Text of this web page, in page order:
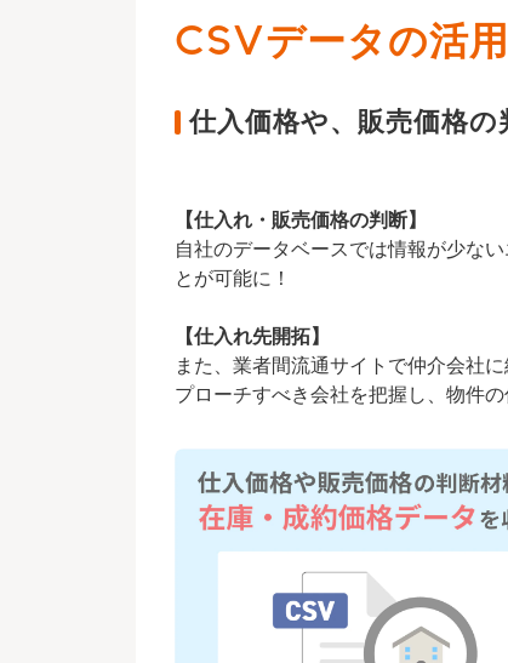
CSVデータの活
仕入価格や、販売価格の
【仕入れ・販売価格の判断】
自社のデータベースでは情報が少な
とが可能に！
【仕入れ先開拓】
また、業者間流通サイトで仲介会社
プローチすべき会社を把握し、物件